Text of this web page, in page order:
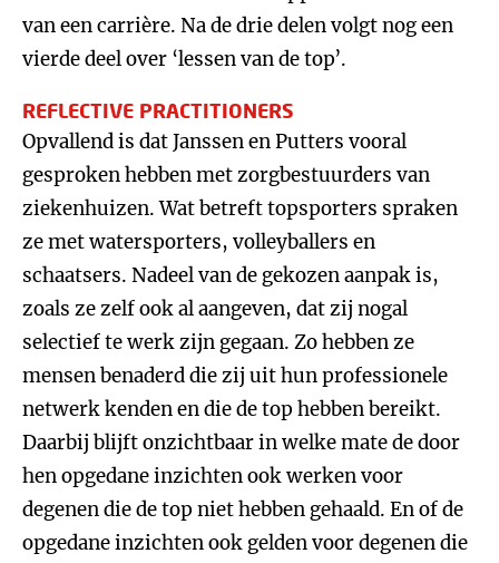
van een carrière. Na de drie delen volgt nog een
vierde deel over ‘lessen van de top’.
REFLECTIVE PRACTITIONERS
Opvallend is dat Janssen en Putters vooral
gesproken hebben met zorgbestuurders van
ziekenhuizen. Wat betreft topsporters spraken
ze met watersporters, volleyballers en
schaatsers. Nadeel van de gekozen aanpak is,
zoals ze zelf ook al aangeven, dat zij nogal
selectief te werk zijn gegaan. Zo hebben ze
mensen benaderd die zij uit hun professionele
netwerk kenden en die de top hebben bereikt.
Daarbij blijft onzichtbaar in welke mate de door
hen opgedane inzichten ook werken voor
degenen die de top niet hebben gehaald. En of de
opgedane inzichten ook gelden voor degenen die